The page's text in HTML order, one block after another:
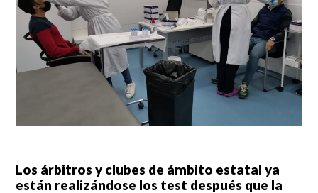
Los árbitros y clubes de ámbito estatal ya
están realizándose los test después que la